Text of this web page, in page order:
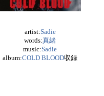
artist:Sadie
words:真緒
music:Sadie
album:COLD BLOOD収録